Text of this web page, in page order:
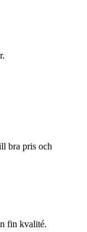
bra pris och
fin kvalité.